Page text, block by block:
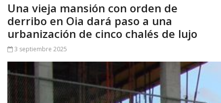
Una vieja mansión con orden de
derribo en Oia dará paso a una
urbanización de cinco chalés de lujo
3 septiembre 2025